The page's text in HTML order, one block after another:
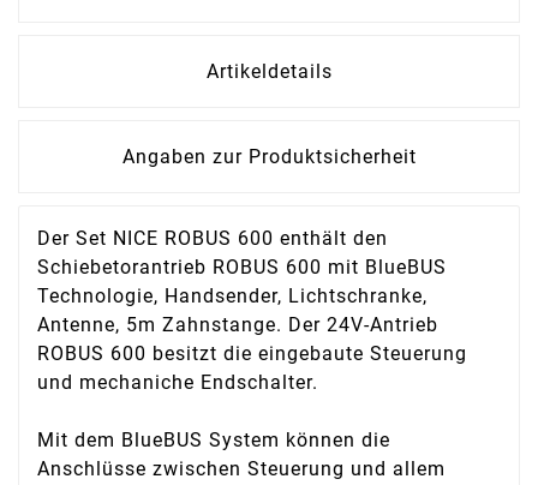
Artikeldetails
Angaben zur Produktsicherheit
Der Set NICE ROBUS 600 enthält den
Schiebetorantrieb ROBUS 600 mit BlueBUS
Technologie, Handsender, Lichtschranke,
Antenne, 5m Zahnstange. Der 24V-Antrieb
ROBUS 600 besitzt die eingebaute Steuerung
und mechaniche Endschalter.
Mit dem BlueBUS System können die
Anschlüsse zwischen Steuerung und allem